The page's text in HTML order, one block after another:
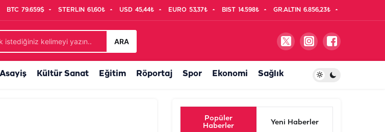
BTC 79.659$ STERLIN 61,60₺ USD 45,44₺ EURO 53,37₺ BIST 14.598₺ GR.ALTIN 6.856,23₺
ARA
Asayiş Kültür Sanat Eğitim Röportaj Spor Ekonomi Sağlık
Popüler
Haberler
Yeni Haberler